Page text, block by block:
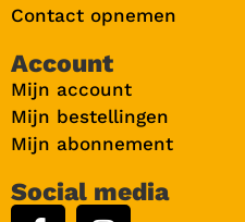
Contact opnemen
Account
Mijn account
Mijn bestellingen
Mijn abonnement
Social media